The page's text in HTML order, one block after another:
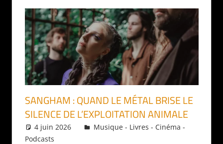
SANGHAM : QUAND LE MÉTAL BRISE LE
SILENCE DE L’EXPLOITATION ANIMALE
4 juin 2026 Daniel
Musique - Livres - Cinéma -
Podcasts